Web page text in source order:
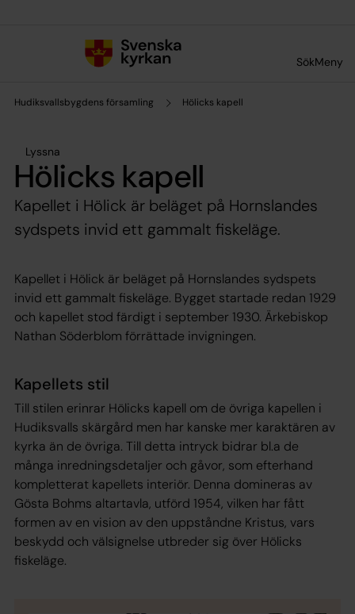
SökMeny
Hudiksvallsbygdens församling Hölicks kapell
Lyssna
Hölicks kapell
Kapellet i Hölick är beläget på Hornslandes
sydspets invid ett gammalt fiskeläge.
Kapellet i Hölick är beläget på Hornslandes sydspets
invid ett gammalt fiskeläge. Bygget startade redan 1929
och kapellet stod färdigt i september 1930. Ärkebiskop
Nathan Söderblom förrättade invigningen.
Kapellets stil
Till stilen erinrar Hölicks kapell om de övriga kapellen i
Hudiksvalls skärgård men har kanske mer karaktären av
kyrka än de övriga. Till detta intryck bidrar bl.a de
många inredningsdetaljer och gåvor, som efterhand
kompletterat kapellets interiör. Denna domineras av
Gösta Bohms altartavla, utförd 1954, vilken har fått
formen av en vision av den uppståndne Kristus, vars
beskydd och välsignelse utbreder sig över Hölicks
fiskeläge.